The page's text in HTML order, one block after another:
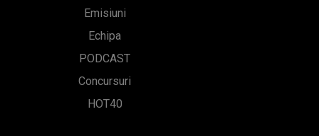
Emisiuni
Echipa
PODCAST
Concursuri
HOT40